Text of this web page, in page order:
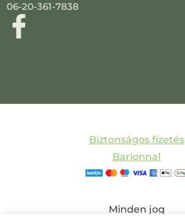
06-20-361-7838
Biztonságos fizetés
Barionnal
Minden jog